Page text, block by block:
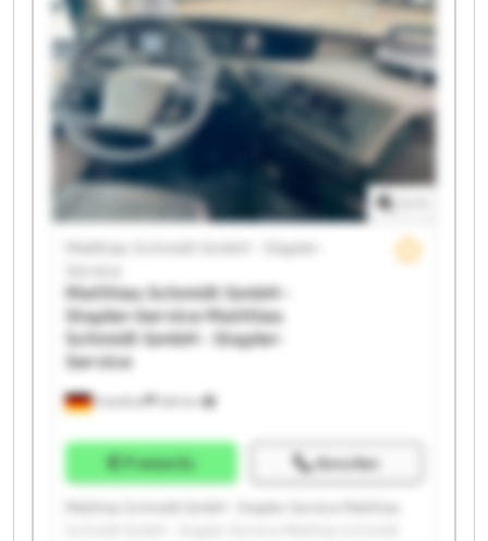
Frankfurt
Matthias Schmidt GmbH - Stapler-
Matthias Schmidt GmbH -
Stapler-ServiceMatthias
Schmidt GmbH - Stapler-
Service
Preisinfo Anrufen
Matthias Schmidt GmbH - Stapler-Service Matthias